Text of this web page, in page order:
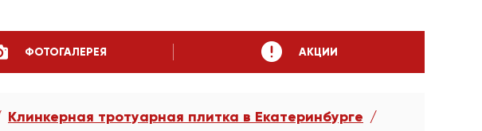
ФОТОГАЛЕРЕЯ АКЦИИ
Клинкерная тротуарная плитка в Екатеринбурге